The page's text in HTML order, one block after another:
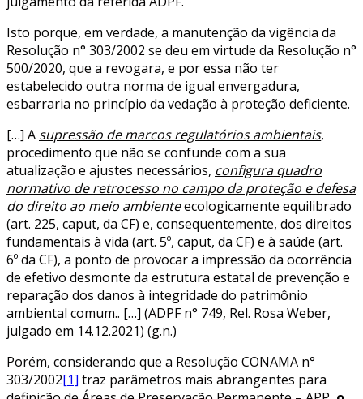
Isto porque, em verdade, a manutenção da vigência da
Resolução n° 303/2002 se deu em virtude da Resolução n°
500/2020, que a revogara, e por essa não ter
estabelecido outra norma de igual envergadura,
esbarraria no princípio da vedação à proteção deficiente.
[…] A supressão de marcos regulatórios ambientais,
procedimento que não se confunde com a sua
atualização e ajustes necessários, configura quadro
normativo de retrocesso no campo da proteção e defesa
do direito ao meio ambienteecologicamente equilibrado
(art. 225, caput, da CF) e, consequentemente, dos direitos
fundamentais à vida (art. 5º, caput, da CF) e à saúde (art.
6º da CF), a ponto de provocar a impressão da ocorrência
de efetivo desmonte da estrutura estatal de prevenção e
reparação dos danos à integridade do patrimônio
ambiental comum.. […] (ADPF n° 749, Rel. Rosa Weber,
julgado em 14.12.2021) (g.n.)
Porém, considerando que a Resolução CONAMA n°
303/2002[1] traz parâmetros mais abrangentes para